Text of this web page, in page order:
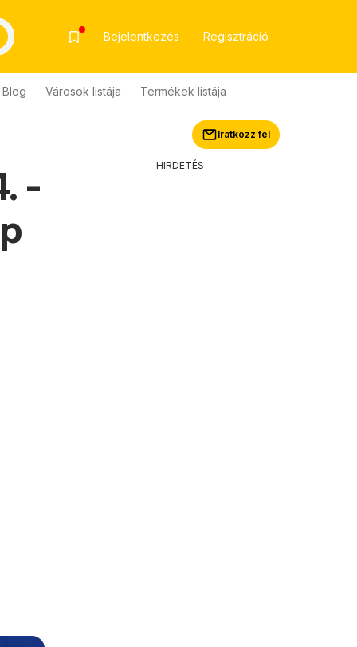
Bejelentkezés Regisztráció
Blog Városok listája Termékek listája
Iratkozz fel
-
HIRDETÉS